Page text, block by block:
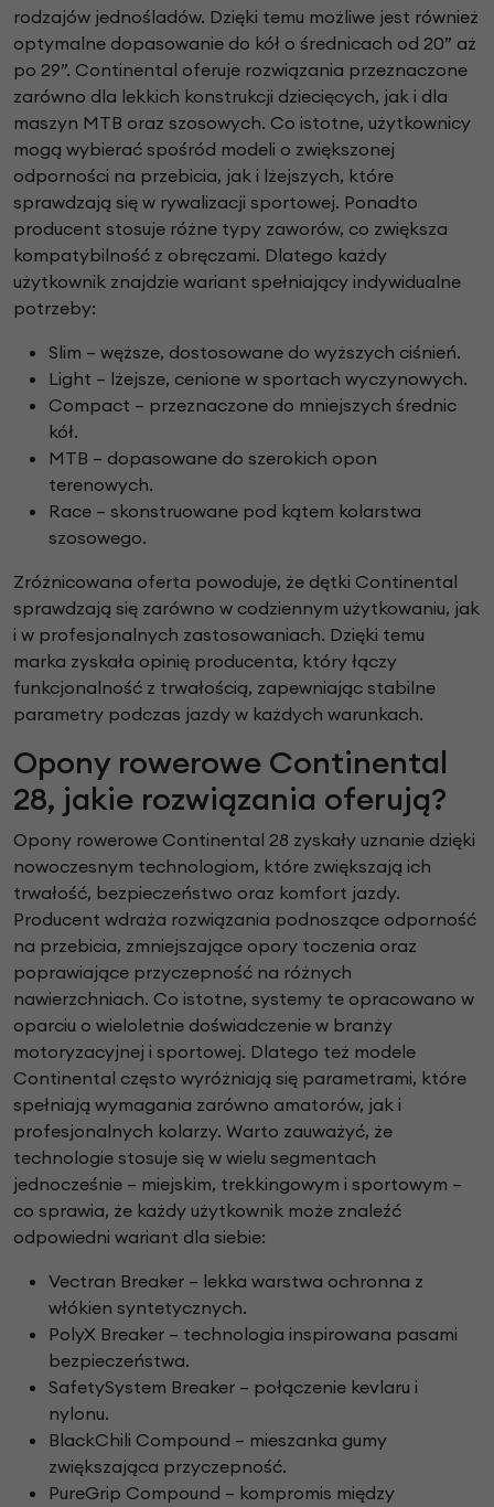
rodzajów jednośladów. Dzięki temu możliwe jest również
optymalne dopasowanie do kół o średnicach od 20” aż
po 29”. Continental oferuje rozwiązania przeznaczone
zarówno dla lekkich konstrukcji dziecięcych, jak i dla
maszyn MTB oraz szosowych. Co istotne, użytkownicy
mogą wybierać spośród modeli o zwiększonej
odporności na przebicia, jak i lżejszych, które
sprawdzają się w rywalizacji sportowej. Ponadto
producent stosuje różne typy zaworów, co zwiększa
kompatybilność z obręczami. Dlatego każdy
użytkownik znajdzie wariant spełniający indywidualne
potrzeby:
Slim – węższe, dostosowane do wyższych ciśnień.
Light – lżejsze, cenione w sportach wyczynowych.
Compact – przeznaczone do mniejszych średnic
kół.
MTB – dopasowane do szerokich opon
terenowych.
Race – skonstruowane pod kątem kolarstwa
szosowego.
Zróżnicowana oferta powoduje, że dętki Continental
sprawdzają się zarówno w codziennym użytkowaniu, jak
i w profesjonalnych zastosowaniach. Dzięki temu
marka zyskała opinię producenta, który łączy
funkcjonalność z trwałością, zapewniając stabilne
parametry podczas jazdy w każdych warunkach.
Opony rowerowe Continental
28, jakie rozwiązania oferują?
Opony rowerowe Continental 28 zyskały uznanie dzięki
nowoczesnym technologiom, które zwiększają ich
trwałość, bezpieczeństwo oraz komfort jazdy.
Producent wdraża rozwiązania podnoszące odporność
na przebicia, zmniejszające opory toczenia oraz
poprawiające przyczepność na różnych
nawierzchniach. Co istotne, systemy te opracowano w
oparciu o wieloletnie doświadczenie w branży
motoryzacyjnej i sportowej. Dlatego też modele
Continental często wyróżniają się parametrami, które
spełniają wymagania zarówno amatorów, jak i
profesjonalnych kolarzy. Warto zauważyć, że
technologie stosuje się w wielu segmentach
jednocześnie – miejskim, trekkingowym i sportowym –
co sprawia, że każdy użytkownik może znaleźć
odpowiedni wariant dla siebie:
Vectran Breaker – lekka warstwa ochronna z
włókien syntetycznych.
PolyX Breaker – technologia inspirowana pasami
bezpieczeństwa.
SafetySystem Breaker – połączenie kevlaru i
nylonu.
BlackChili Compound – mieszanka gumy
zwiększająca przyczepność.
PureGrip Compound – kompromis między